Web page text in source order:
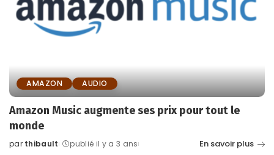
AMAZON AUDIO
Amazon Music augmente ses prix pour tout le
monde
Posted
par thibault publié il y a 3 ans En savoir plus